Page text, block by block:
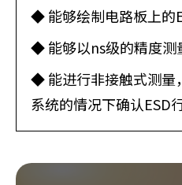
◆ 能够绘制电路板上的
◆ 能够以ns级的精度测
◆ 能进行非接触式测量
系统的情况下确认ESD